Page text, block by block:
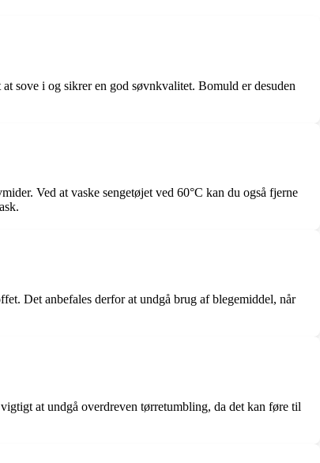
sove i og sikrer en god søvnkvalitet. Bomuld er desuden
Ved at vaske sengetøjet ved 60°C kan du også fjerne
Det anbefales derfor at undgå brug af blegemiddel, når
at undgå overdreven tørretumbling, da det kan føre til